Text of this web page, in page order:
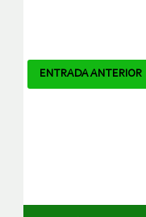
Navegador
ENTRADA ANTERIOR